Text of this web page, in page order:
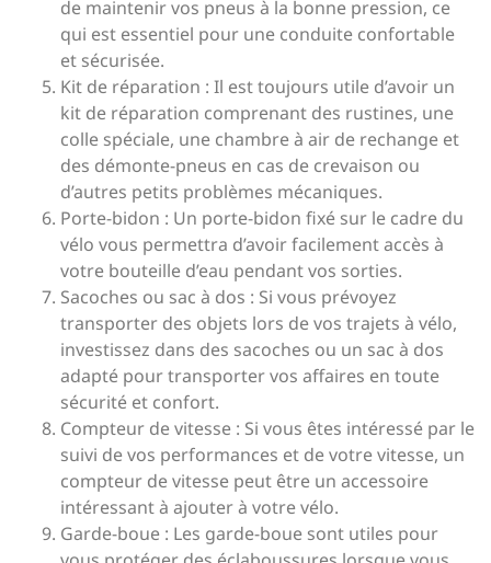
de maintenir vos pneus à la bonne pression, ce
qui est essentiel pour une conduite confortable
et sécurisée.
Kit de réparation : Il est toujours utile d’avoir un
kit de réparation comprenant des rustines, une
colle spéciale, une chambre à air de rechange et
des démonte-pneus en cas de crevaison ou
d’autres petits problèmes mécaniques.
Porte-bidon : Un porte-bidon fixé sur le cadre du
vélo vous permettra d’avoir facilement accès à
votre bouteille d’eau pendant vos sorties.
Sacoches ou sac à dos : Si vous prévoyez
transporter des objets lors de vos trajets à vélo,
investissez dans des sacoches ou un sac à dos
adapté pour transporter vos affaires en toute
sécurité et confort.
Compteur de vitesse : Si vous êtes intéressé par le
suivi de vos performances et de votre vitesse, un
compteur de vitesse peut être un accessoire
intéressant à ajouter à votre vélo.
Garde-boue : Les garde-boue sont utiles pour